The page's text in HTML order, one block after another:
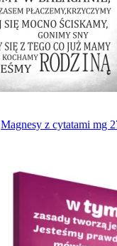
Magnesy z cytatami mg